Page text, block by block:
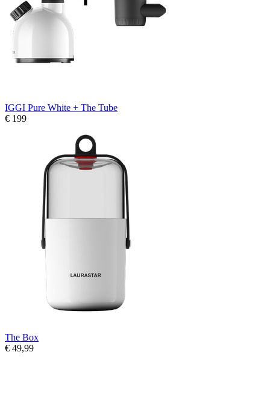
IGGI Pure White + The Tube
€ 199
The Box
€ 49,99